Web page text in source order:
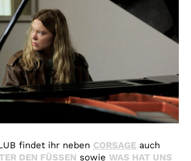
findet ihr neben CORSAGE auch
DEN FÜSSEN sowie WAS HAT UNS